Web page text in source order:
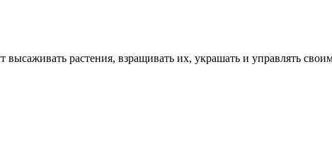
растения, взращивать их, украшать и управлять